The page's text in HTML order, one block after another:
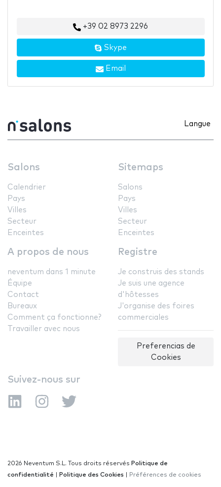
+39 02 8973 2296
Skype
Email
Langue
Salons
Calendrier
Pays
Villes
Secteur
Enceintes
Sitemaps
Salons
Pays
Villes
Secteur
Enceintes
A propos de nous
neventum dans 1 minute
Équipe
Contact
Bureaux
Comment ça fonctionne?
Travailler avec nous
Registre
Je construis des stands
Je suis une agence
d'hôtesses
J'organise des foires
commerciales
Preferencias de
Cookies
Suivez-nous sur
2026 Neventum S.L. Tous droits réservés Politique de
confidentialité
Politique des Cookies Préférences de cookies